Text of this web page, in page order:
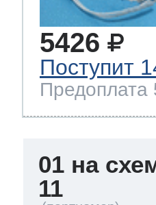
5426
Поступит
Предоплата
01 на
11